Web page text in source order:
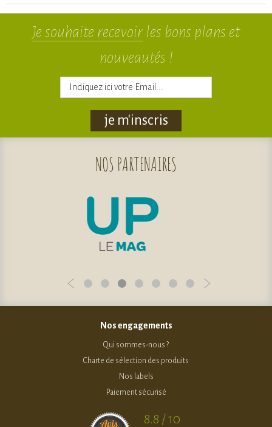
Je souhaite recevoirles bons plans et
nouveautés !
je m'inscris
NOS PARTENAIRES
Nos engagements
Qui sommes-nous ?
Charte de sélection des produits
Nos labels
Paiement sécurisé
8.8 / 10